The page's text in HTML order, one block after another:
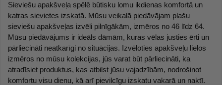
Sieviešu apakšveļa spēlē būtisku lomu ikdienas komfortā un
katras sievietes izskatā. Mūsu veikalā piedāvājam plašu
sieviešu apakšveļas izvēli pilnīgākām, izmēros no 46 līdz 64.
Mūsu piedāvājums ir ideāls dāmām, kuras vēlas justies ērti un
pārliecināti neatkarīgi no situācijas. Izvēloties apakšveļu lielos
izmēros no mūsu kolekcijas, jūs varat būt pārliecināti, ka
atradīsiet produktus, kas atbilst jūsu vajadzībām, nodrošinot
komfortu visu dienu, kā arī pievilcīgu izskatu vakarā un naktī.